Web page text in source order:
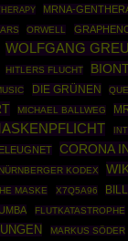
MRNA-
ORWELL
WOLFGANG
HITLERS FLUCHT
DIE GRÜNEN
MICHAEL BALLWEG
CORONA
NÜRNBERGER KODEX
MASKE X7Q5A96
FLUTKATASTROPHE
MARKUS SÖDER